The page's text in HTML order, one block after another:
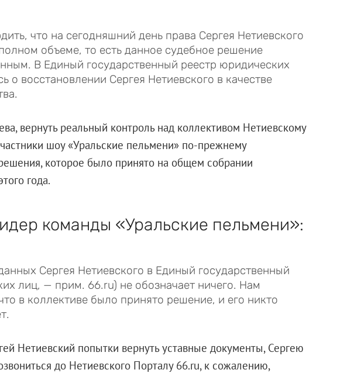
что на сегодняшний день права Сергея Нетиевского
объеме, то есть данное судебное решение
В Единый государственный реестр юридических
о восстановлении Сергея Нетиевского в качестве
вернуть реальный контроль над коллективом Нетиевскому
шоу «Уральские пельмени» по-прежнему
которое было принято на общем собрании
года.
команды «Уральские пельмени»:
Сергея Нетиевского в Единый государственный
лиц, — прим. 66.ru) не обозначает ничего. Нам
в коллективе было принято решение, и его никто
Нетиевский попытки вернуть уставные документы, Сергею
до Нетиевского Порталу 66.ru, к сожалению,